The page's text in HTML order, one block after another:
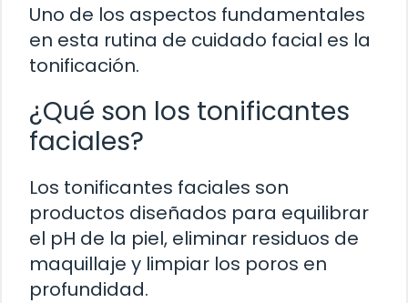
Uno de los aspectos fundamentales
en esta rutina de cuidado facial es la
tonificación.
¿Qué son los tonificantes
faciales?
Los tonificantes faciales son
productos diseñados para equilibrar
el pH de la piel, eliminar residuos de
maquillaje y limpiar los poros en
profundidad.